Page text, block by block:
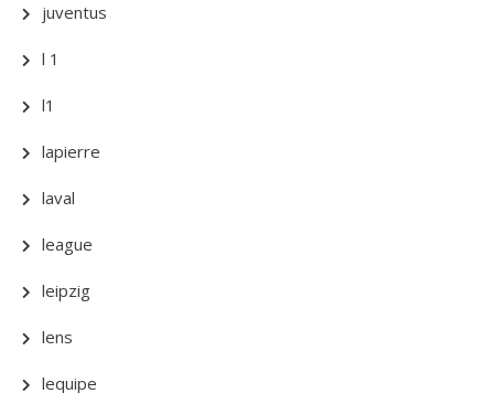
juventus
l 1
l1
lapierre
laval
league
leipzig
lens
lequipe